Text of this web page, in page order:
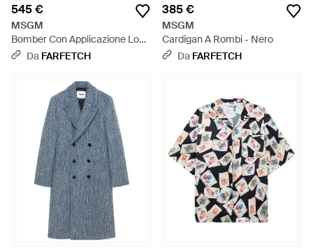
545 €
MSGM
Bomber Con Applicazione Logo
- Neutro
Da FARFETCH
385 €
MSGM
Cardigan A Rombi - Nero
Da FARFETCH